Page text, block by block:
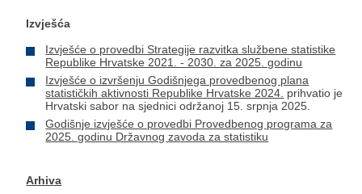
Izvješća
Izvješće o provedbi Strategije razvitka službene statistike
Republike Hrvatske 2021. - 2030. za 2025. godinu
Izvješće o izvršenju Godišnjega provedbenog plana
statističkih aktivnosti Republike Hrvatske 2024. prihvatio je
Hrvatski sabor na sjednici održanoj 15. srpnja 2025.
Godišnje izvješće o provedbi Provedbenog programa za
2025. godinu Državnog zavoda za statistiku
Arhiva